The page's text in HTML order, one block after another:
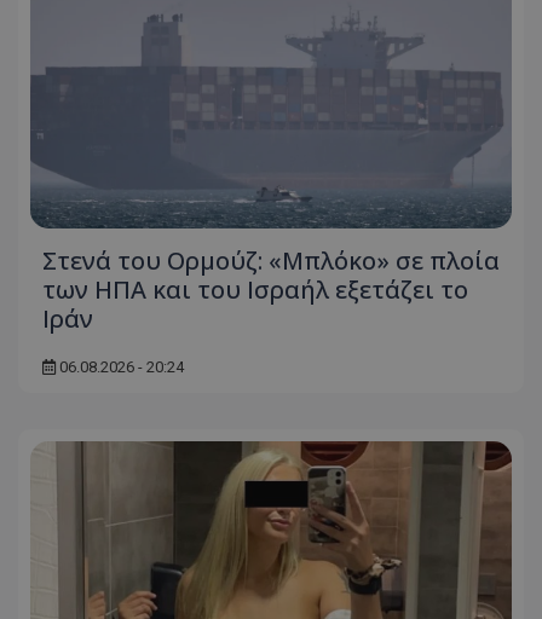
Στενά του Ορμούζ: «Μπλόκο» σε πλοία
των ΗΠΑ και του Ισραήλ εξετάζει το
Ιράν
06.08.2026 - 20:24